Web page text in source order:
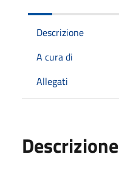
Descrizione
A cura di
Allegati
Descrizione